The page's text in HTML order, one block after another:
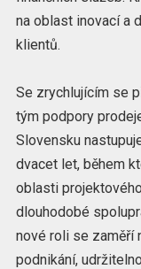
na oblast inovací a
klientů.
Se zrychlujícím se
tým podpory
Slovensku
dvacet let, během
oblasti
dlouhodobé
nové roli se zaměří
podnikání,